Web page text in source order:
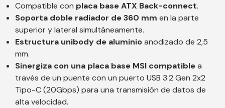
Compatible con placa base ATX Back-connect.
Soporta doble radiador de 360 mm en la parte
superior y lateral simultáneamente.
Estructura unibody de aluminioanodizado de 2,5
mm.
Sinergiza con una placa base MSI compatiblea
través de un puente con un puerto USB 3.2 Gen 2x2
Tipo-C (20Gbps) para una transmisión de datos de
alta velocidad.